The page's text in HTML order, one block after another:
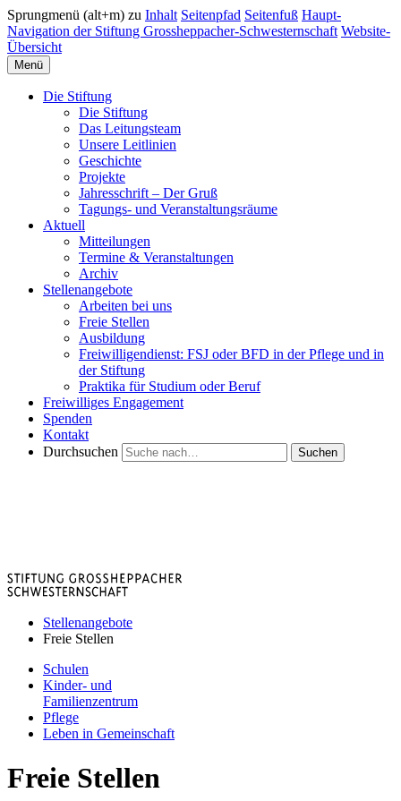
Sprungmenü (alt+m) zu Inhalt Seitenpfad Seitenfuß Haupt-
Navigation der Stiftung Grossheppacher-Schwesternschaft Website-
Übersicht
Menü
Die Stiftung
Die Stiftung
Das Leitungsteam
Unsere Leitlinien
Geschichte
Projekte
Jahresschrift – Der Gruß
Tagungs- und Veranstaltungsräume
Aktuell
Mitteilungen
Termine & Veranstaltungen
Archiv
Stellenangebote
Arbeiten bei uns
Freie Stellen
Ausbildung
Freiwilligendienst: FSJ oder BFD in der Pflege und in
der Stiftung
Praktika für Studium oder Beruf
Freiwilliges Engagement
Spenden
Kontakt
Durchsuchen
Suchen
Stellenangebote
Freie Stellen
Schulen
Kinder- und
Familienzentrum
Pflege
Leben in Gemeinschaft
Freie Stellen